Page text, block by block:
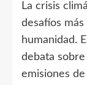
La crisis
desafíos
humanidad.
debata
emisiones